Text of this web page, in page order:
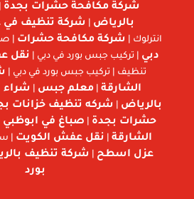
شركة مكافحة حشرات بجدة
بالرياض
شركة تنظيف في
انترلوك |
شركة مكافحة حشرات |
دبي | تركيب جبس بورد في دبي | نقل
تنظيف | تركيب جبس بورد في دبي |
الشارقة |معلم جبس
شراء
بالرياض
شركه تنظيف خزانات
حشرات بجدة
صباغ في ابوظبي
الشارقة
نقل عفش الكويت |
عزل اسطح
شركة تنظيف
بورد